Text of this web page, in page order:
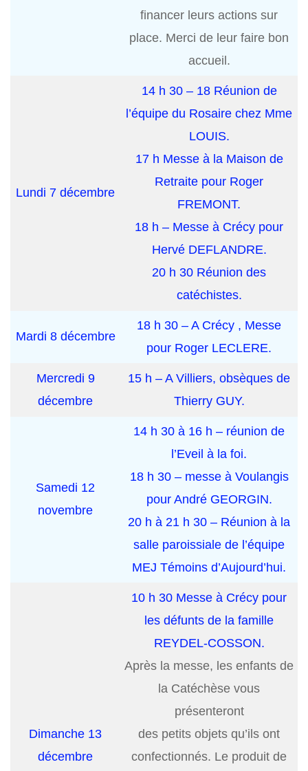
financer leurs actions sur
place. Merci de leur faire bon
accueil.
Lundi 7 décembre
14 h 30 – 18 Réunion de
l’équipe du Rosaire chez Mme
LOUIS.
17 h Messe à la Maison de
Retraite pour Roger
FREMONT.
18 h – Messe à Crécy pour
Hervé DEFLANDRE.
20 h 30 Réunion des
catéchistes.
Mardi 8 décembre
18 h 30 – A Crécy , Messe
pour Roger LECLERE.
Mercredi 9
décembre
15 h – A Villiers, obsèques de
Thierry GUY.
Samedi 12
novembre
14 h 30 à 16 h – réunion de
l’Eveil à la foi.
18 h 30 – messe à Voulangis
pour André GEORGIN.
20 h à 21 h 30 – Réunion à la
salle paroissiale de l’équipe
MEJ Témoins d’Aujourd’hui.
Dimanche 13
décembre
10 h 30 Messe à Crécy pour
les défunts de la famille
REYDEL-COSSON.
Après la messe, les enfants de
la Catéchèse vous
présenteront
des petits objets qu’ils ont
confectionnés. Le produit de